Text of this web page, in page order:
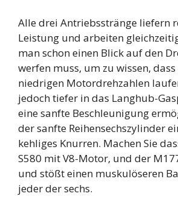
Alle drei Antriebsstränge liefern
Leistung und arbeiten
man schon einen Blick auf den
werfen muss, um zu wissen,
niedrigen Motordrehzahlen
jedoch tiefer in das Langhub-
eine sanfte Beschleunigung
der sanfte Reihensechszylinder
kehliges Knurren. Machen Sie
S580 mit V8-Motor, und der
und stößt einen muskulöseren
jeder der sechs.